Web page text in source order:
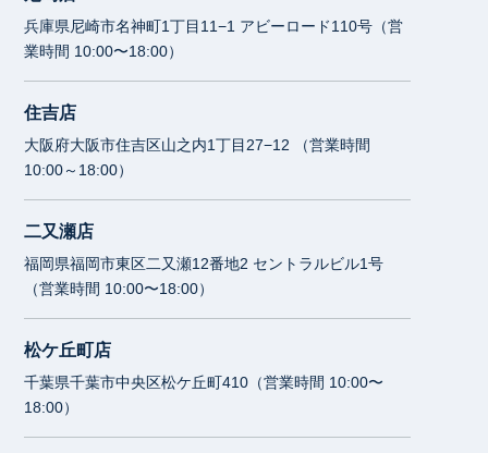
兵庫県尼崎市名神町1丁目11−1 アビーロード110号（営
業時間 10:00〜18:00）
住吉店
大阪府大阪市住吉区山之内1丁目27−12 （営業時間
10:00～18:00）
二又瀬店
福岡県福岡市東区二又瀬12番地2 セントラルビル1号
（営業時間 10:00〜18:00）
松ケ丘町店
千葉県千葉市中央区松ケ丘町410（営業時間 10:00〜
18:00）